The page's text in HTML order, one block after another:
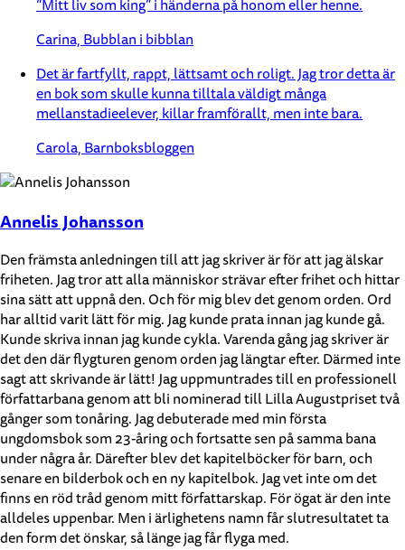
“Mitt liv som king” i händerna på honom eller henne.
Carina, Bubblan i bibblan
Det är fartfyllt, rappt, lättsamt och roligt. Jag tror detta är
en bok som skulle kunna tilltala väldigt många
mellanstadieelever, killar framförallt, men inte bara.
Carola, Barnboksbloggen
Annelis Johansson
Den främsta anledningen till att jag skriver är för att jag älskar
friheten. Jag tror att alla människor strävar efter frihet och hittar
sina sätt att uppnå den. Och för mig blev det genom orden. Ord
har alltid varit lätt för mig. Jag kunde prata innan jag kunde gå.
Kunde skriva innan jag kunde cykla. Varenda gång jag skriver är
det den där flygturen genom orden jag längtar efter. Därmed inte
sagt att skrivande är lätt! Jag uppmuntrades till en professionell
författarbana genom att bli nominerad till Lilla Augustpriset två
gånger som tonåring. Jag debuterade med min första
ungdomsbok som 23-åring och fortsatte sen på samma bana
under några år. Därefter blev det kapitelböcker för barn, och
senare en bilderbok och en ny kapitelbok. Jag vet inte om det
finns en röd tråd genom mitt författarskap. För ögat är den inte
alldeles uppenbar. Men i ärlighetens namn får slutresultatet ta
den form det önskar, så länge jag får flyga med.